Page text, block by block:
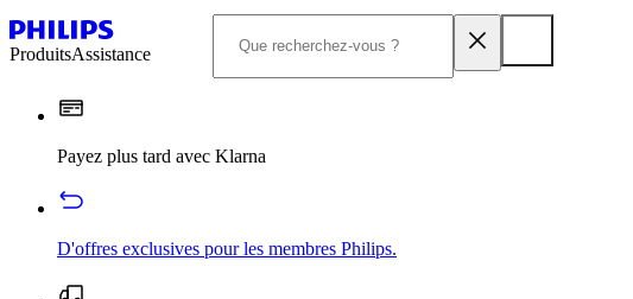
ProduitsAssistance
Payez plus tard avec Klarna
D'offres exclusives pour les membres Philips.